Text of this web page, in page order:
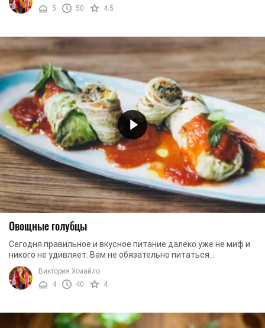
5
50 4.5
Овощные голубцы
Сегодня правильное и вкусное питание далеко уже не миф и
никого не удивляет. Вам не обязательно питаться
безвкусным сельдереем или пустой гречкой. ...
Виктория Жмайло
4
40 4